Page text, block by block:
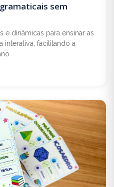
sem
e dinâmicas para ensinar as
interativa, facilitando a